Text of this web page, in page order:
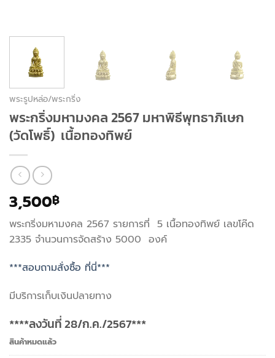
พระรูปหล่อ/พระกริ่ง
พระกริ่งมหามงคล 2567 มหาพิธีพุทธาภิเษก
(วัดโพธิ์) เนื้อทองทิพย์
3,500฿
พระกริ่งมหามงคล 2567 รายการที่ 5 เนื้อทองทิพย์ เลขโค๊ด
2335 จำนวนการจัดสร้าง 5000 องค์
***สอบถามสั่งซื้อ ที่นี่***
มีบริการเก็บเงินปลายทาง
****ลงวันที่ 28/ก.ค./2567***
สินค้าหมดแล้ว